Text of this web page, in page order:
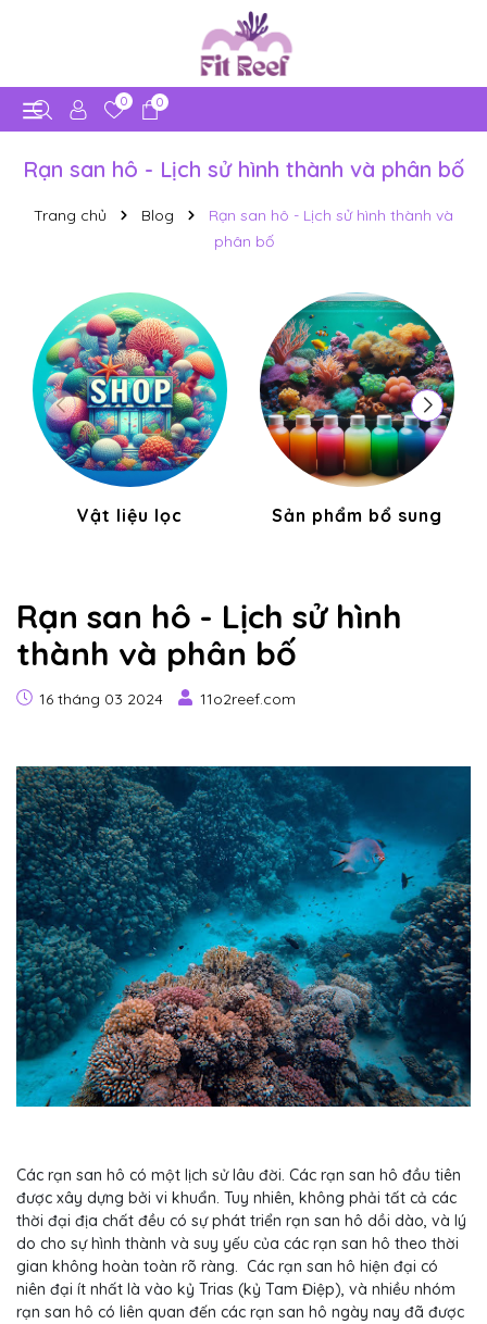
0 0
Rạn san hô - Lịch sử hình thành và phân bố
Trang chủ Blog
Rạn san hô - Lịch sử hình thành và
phân bố
Vật liệu lọc Sản phẩm bổ sung
Rạn san hô - Lịch sử hình
thành và phân bố
16 tháng 03 2024 11o2reef.com
Các rạn san hô có một lịch sử lâu đời. Các rạn san hô đầu tiên
được xây dựng bởi vi khuẩn. Tuy nhiên, không phải tất cả các
thời đại địa chất đều có sự phát triển rạn san hô dồi dào, và lý
do cho sự hình thành và suy yếu của các rạn san hô theo thời
gian không hoàn toàn rõ ràng. Các rạn san hô hiện đại có
niên đại ít nhất là vào kỷ Trias (kỷ Tam Điệp), và nhiều nhóm
rạn san hô có liên quan đến các rạn san hô ngày nay đã được